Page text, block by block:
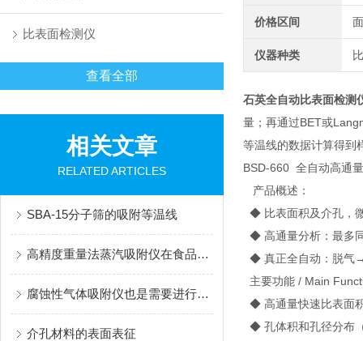
比表面检测仪
查看全部
相关文章
RELATED ARTICLES
SBA-15分子筛的吸附等温线
高精度重量法蒸汽吸附仪在食品包装领域的应用挑战与机遇
腐蚀性气体吸附仪也是需要进行维护及保养的
介孔材料的表面表征
价格区间
仪器种类
石英全自动比表面检测
量；再通过BET或
等温线的数据计算得到
BSD-660 全自动高通
产品概述：
◆ 比表面积及介孔，
◆ 高通量分析：最多
◆ 真正全自动：脱气
主要功能 / Main
◆ 高通量快速比表面
◆ 孔体积和孔径分布